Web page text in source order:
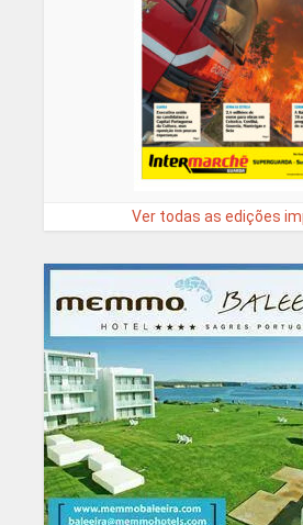
Ver todas as edições